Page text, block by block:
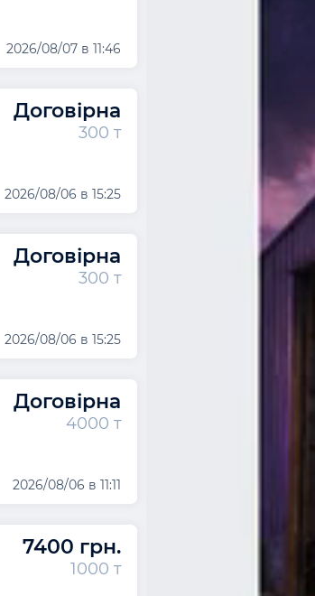
2026/08/07 в 11:46
Договірна
300 т
2026/08/06 в 15:25
Договірна
300 т
2026/08/06 в 15:25
Договірна
4000 т
2026/08/06 в 11:11
7400 грн.
1000 т